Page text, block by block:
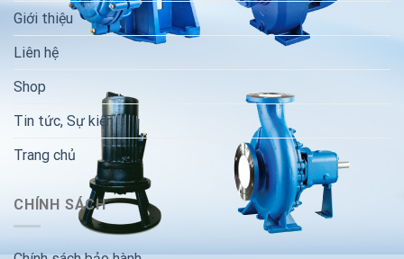
Giới thiệu
Liên hệ
Shop
Tin tức, Sự kiện
Trang chủ
CHÍNH SÁCH